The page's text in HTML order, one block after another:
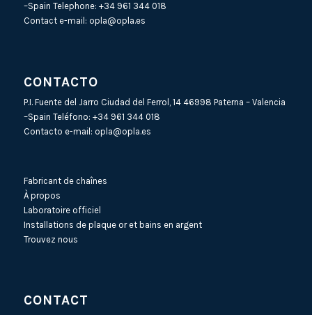
–Spain Telephone: +34 961 344 018
Contact e-mail: opla@opla.es
CONTACTO
P.I. Fuente del Jarro Ciudad del Ferrol, 14 46998 Paterna – Valencia
–Spain Teléfono: +34 961 344 018
Contacto e-mail: opla@opla.es
Fabricant de chaînes
À propos
Laboratoire officiel
Installations de plaque or et bains en argent
Trouvez nous
CONTACT